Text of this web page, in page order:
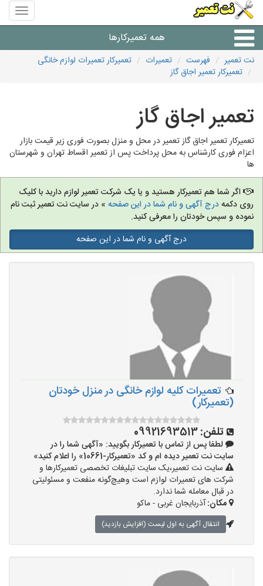
منوی
سایت
تعمیر
همه تعمیرکارها
شرکت های تعمیرات لوازم
نت تعمیر فهرست تعمیرات
تعمیرکار تعمیرات لوازم خانگی
تعمیرکار تعمیر اجاق گاز
تعمیر اجاق گاز
تعمیرکار تعمیر اجاق گاز تعمیر در محل و منزل بصورت فوری زیر قیمت بازار
اعزام فوری کارشناس به محل پرداخت پس از تعمیر اقساط تهران و شهرستان
ها
اگر شما هم تعمیرکار هستید و یا یک شرکت تعمیر لوازم دارید با کلیک
روی دکمهدرج آگهی و نام شما در این صفحه » در سایت نت تعمیر ثبت نام
نموده و سپس خودتان را معرفی کنید.
درج آگهی و نام شما در این صفحه
تعمیرات کلیه لوازم خانگی در منزل خودتان
(تعمیرکار)
تلفن:09921693513
لطفا پس از تماس با تعمیرکار بگویید: «آگهی شما را در
سایت نت تعمیر دیده ام و کد «تعمیرکار-10661» را اعلام کنید»
سایت نت تعمیر،یک سایت تبلیغات تخصصی تعمیرکارها و
شرکت های تعمیرات لوازم است وهیچ‌گونه منفعت و مسئولیتی
در قبال معامله شما ندارد.
مکان:آذربایجان غربی - ماکو
انتقال آگهی به اول لیست (افزایش بازدید)